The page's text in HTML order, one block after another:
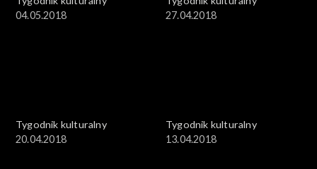
04.05.2018
27.04.2018
Tygodnik kulturalny
20.04.2018
Tygodnik kulturalny
13.04.2018